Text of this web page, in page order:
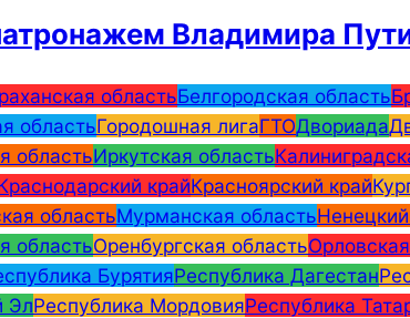
Владимира
областьБелгородская область
областьГородошная лигаГТОДвориада
областьИркутская область
крайКрасноярский край
областьМурманская область
областьОренбургская область
БурятияРеспублика Дагестан
ЭлРеспублика МордовияРеспублика